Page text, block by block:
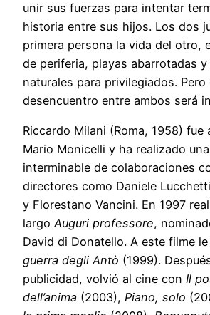
unir sus fuerzas para intentar
historia entre sus hijos. Los dos
primera persona la vida del otro,
de periferia, playas abarrotadas y
naturales para privilegiados. Pero
desencuentro entre ambos será
Riccardo Milani (Roma, 1958) fue
Mario Monicelli y ha realizado
interminable de colaboraciones
directores como Daniele
y Florestano Vancini. En 1997
largoAuguri professore,
David di Donatello. A este filme
guerra degli Antò (1999).
publicidad, volvió al cine con Il
dell’anima (2003), Piano, solo